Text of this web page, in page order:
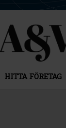
HITTA FÖRETAG